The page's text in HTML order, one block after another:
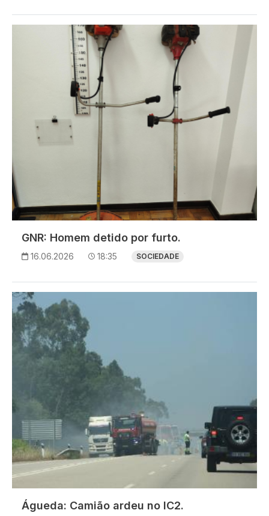
GNR: Homem detido por furto.
16.06.2026 18:35 SOCIEDADE
Imagem
Águeda: Camião ardeu no IC2.